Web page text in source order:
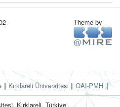
Theme by
|| Kırklareli Üniversitesi || OAI-PMH ||
Kırklareli, Türkiye